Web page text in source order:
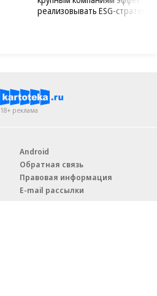
реализовывать ESG-стратегию
18+ реклама
Android
Обратная связь
Правовая информация
E-mail рассылки